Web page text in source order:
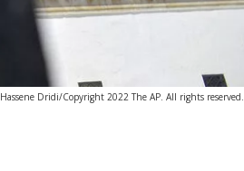
Hassene Dridi/Copyright 2022 The AP. All rights reserved.